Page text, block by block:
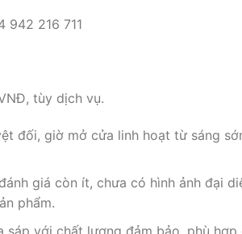
942 216 711
tùy dịch vụ.
đối, giờ mở cửa linh hoạt từ sáng
giá còn ít, chưa có hình ảnh đại
phẩm.
sáp với chất lượng đảm bảo, phù